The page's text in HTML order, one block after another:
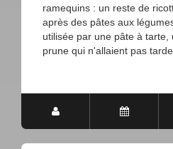
ramequins : un reste de
après des pâtes aux
utilisée par une pâte à tarte,
prune qui n'allaient pas